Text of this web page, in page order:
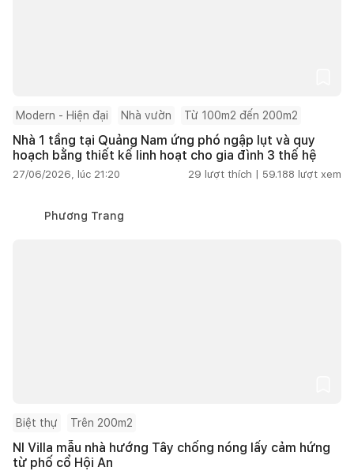
Modern - Hiện đại Nhà vườn Từ 100m2 đến 200m2
Nhà 1 tầng tại Quảng Nam ứng phó ngập lụt và quy
hoạch bằng thiết kế linh hoạt cho gia đình 3 thế hệ
27/06/2026, lúc 21:20 29 lượt thích | 59.188 lượt xem
Phương Trang
Biệt thự Trên 200m2
NI Villa mẫu nhà hướng Tây chống nóng lấy cảm hứng
từ phố cổ Hội An